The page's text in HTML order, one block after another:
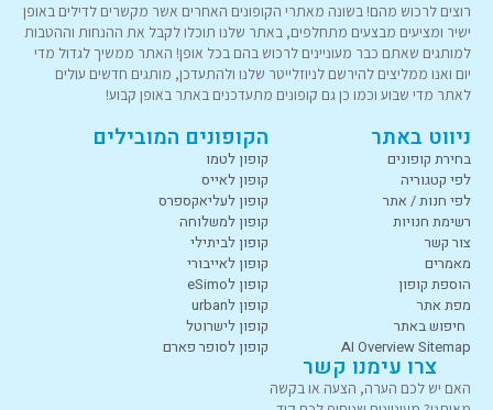
רוצים לרכוש מהם! בשונה מאתרי הקופונים האחרים אשר מקשרים לדילים באופן
ישיר ומציעים מבצעים מתחלפים, באתר שלנו תוכלו לקבל את ההנחות וההטבות
למותגים שאתם כבר מעוניינים לרכוש בהם בכל אופן! האתר ממשיך לגדול מדי
יום ואנו ממליצים להירשם לניוזלייטר שלנו ולהתעדכן, מותגים חדשים עולים
לאתר מדי שבוע וכמו כן גם קופונים מתעדכנים באתר באופן קבוע!
ניווט באתר
בחירת קופונים
לפי קטגוריה
לפי חנות / אתר
רשימת חנויות
צור קשר
מאמרים
הוספת קופון
מפת אתר
חיפוש באתר
AI Overview Sitemap
הקופונים המובילים
קופון לטמו
קופון לאייס
קופון לעליאקספרס
קופון למשלוחה
קופון לביתילי
קופון לאייבורי
קופון לeSimo
קופון לurban
קופון לישרוטל
קופון לסופר פארם
צרו עימנו קשר
האם יש לכם הערה, הצעה או בקשה